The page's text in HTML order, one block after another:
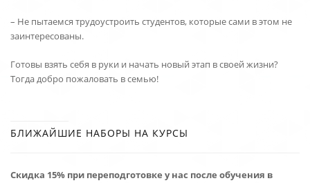
– Не пытаемся трудоустроить студентов, которые сами в этом не
заинтересованы.
Готовы взять себя в руки и начать новый этап в своей жизни?
Тогда добро пожаловать в семью!
БЛИЖАЙШИЕ НАБОРЫ НА КУРСЫ
Скидка 15% при переподготовке у нас после обучения в